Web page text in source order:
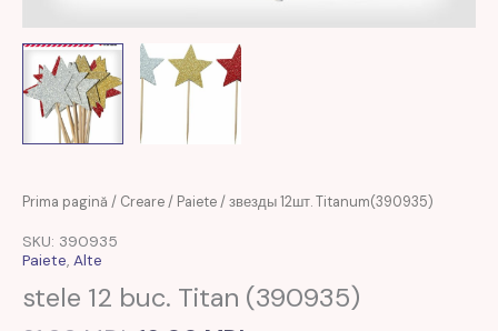
Prima pagină / Creare/ Paiete/ звезды 12шт. Titanum(390935)
SKU: 390935
Paiete Alte
stele 12 buc. Titan (390935)
Prețul
31,00 MDL.
Prețul
Cantitate
12шт.
Titanum(390935)